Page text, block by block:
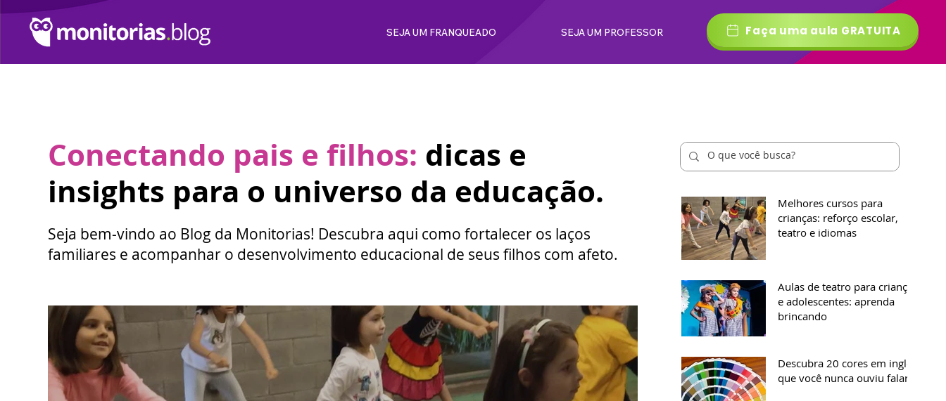
SEJA UM FRANQUEADO SEJA UM PROFESSOR Faça uma aula GRATUITA
Conectando pais e filhos: dicas e
insights para o universo da educação.
Seja bem-vindo ao Blog da Monitorias! Descubra aqui como fortalecer os laços
familiares e acompanhar o desenvolvimento educacional de seus filhos com afeto.
Melhores cursos para
crianças: reforço escolar,
teatro e idiomas
Aulas de teatro para crianças
e adolescentes: aprenda
brincando
Descubra 20 cores em inglês
que você nunca ouviu falar